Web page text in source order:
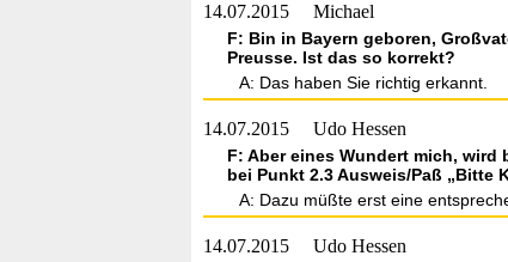
14.07.2015 Michael
F: Bin in Bayern geboren,
Preusse. Ist das so korrekt?
A: Das haben Sie richtig erkannt.
14.07.2015 Udo Hessen
F: Aber eines Wundert mich,
bei Punkt 2.3 Ausweis/Paß „Bitte
A: Dazu müßte erst eine
14.07.2015 Udo Hessen